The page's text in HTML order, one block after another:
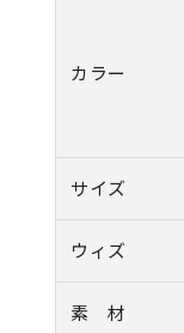
カラー
サイズ
ウィズ
素 材